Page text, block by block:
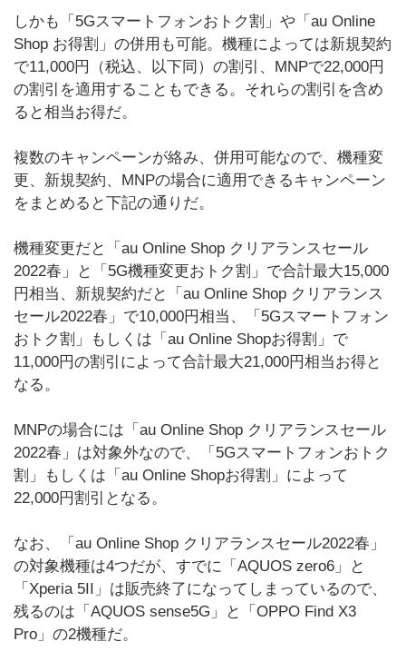
しかも「5Gスマートフォンおトク割」や「au Online
Shop お得割」の併用も可能。機種によっては新規契約
で11,000円（税込、以下同）の割引、MNPで22,000円
の割引を適用することもできる。それらの割引を含め
ると相当お得だ。
複数のキャンペーンが絡み、併用可能なので、機種変
更、新規契約、MNPの場合に適用できるキャンペーン
をまとめると下記の通りだ。
機種変更だと「au Online Shop クリアランスセール
2022春」と「5G機種変更おトク割」で合計最大15,000
円相当、新規契約だと「au Online Shop クリアランス
セール2022春」で10,000円相当、「5Gスマートフォン
おトク割」もしくは「au Online Shopお得割」で
11,000円の割引によって合計最大21,000円相当お得と
なる。
MNPの場合には「au Online Shop クリアランスセール
2022春」は対象外なので、「5Gスマートフォンおトク
割」もしくは「au Online Shopお得割」によって
22,000円割引となる。
なお、「au Online Shop クリアランスセール2022春」
の対象機種は4つだが、すでに「AQUOS zero6」と
「Xperia 5II」は販売終了になってしまっているので、
残るのは「AQUOS sense5G」と「OPPO Find X3
Pro」の2機種だ。